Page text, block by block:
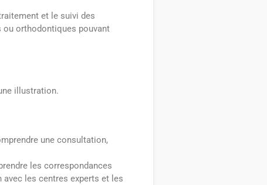
et le suivi des
ou orthodontiques pouvant
illustration.
une consultation,
les correspondances
les centres experts et les